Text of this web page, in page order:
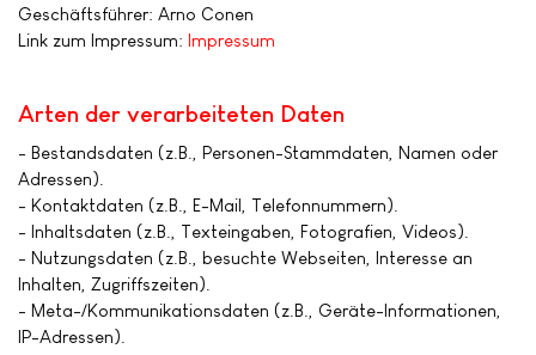
Geschäftsführer: Arno Conen
Link zum Impressum: Impressum
Arten der verarbeiteten Daten
- Bestandsdaten (z.B., Personen-Stammdaten, Namen oder
Adressen).
- Kontaktdaten (z.B., E-Mail, Telefonnummern).
- Inhaltsdaten (z.B., Texteingaben, Fotografien, Videos).
- Nutzungsdaten (z.B., besuchte Webseiten, Interesse an
Inhalten, Zugriffszeiten).
- Meta-/Kommunikationsdaten (z.B., Geräte-Informationen,
IP-Adressen).